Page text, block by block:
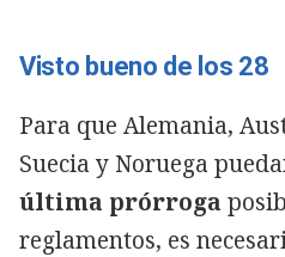
Visto bueno de los 28
Para que Alemania,
Suecia y Noruega
última prórroga
reglamentos, es